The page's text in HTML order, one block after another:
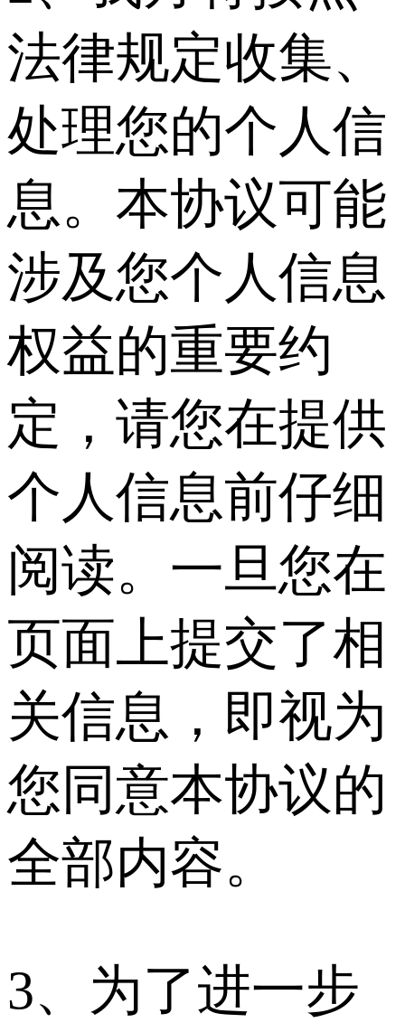
法律规定收集、
处理您的个人信
息。本协议可能
涉及您个人信息
权益的重要约
定，请您在提供
个人信息前仔细
阅读。一旦您在
页面上提交了相
关信息，即视为
您同意本协议的
全部内容。
3、为了进一步